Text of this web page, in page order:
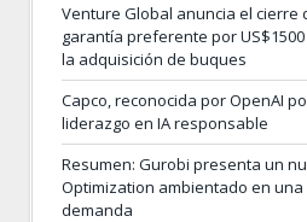
Venture Global anuncia el cierre
garantía preferente por
la adquisición de buques
Capco, reconocida por OpenAI
liderazgo en IA responsable
Resumen: Gurobi presenta un
Optimization ambientado en
demanda